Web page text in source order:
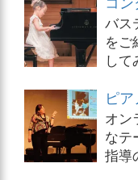
バス
をご
して
ピ
オン
なテ
指導